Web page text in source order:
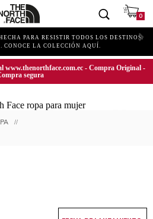
0
PARA RESISTIR TODOS LOS DESTINOS.
CONOCE LA COLECCIÓN AQUÍ.
- Compra Original -
segura
PARA MUJER